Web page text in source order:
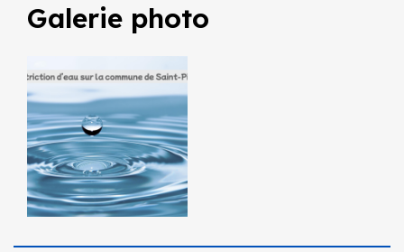
Galerie photo